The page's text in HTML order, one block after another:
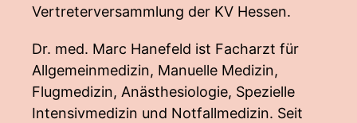
Vertreterversammlung der KV Hessen.
Dr. med. Marc Hanefeld ist Facharzt für
Allgemeinmedizin, Manuelle Medizin,
Flugmedizin, Anästhesiologie, Spezielle
Intensivmedizin und Notfallmedizin. Seit